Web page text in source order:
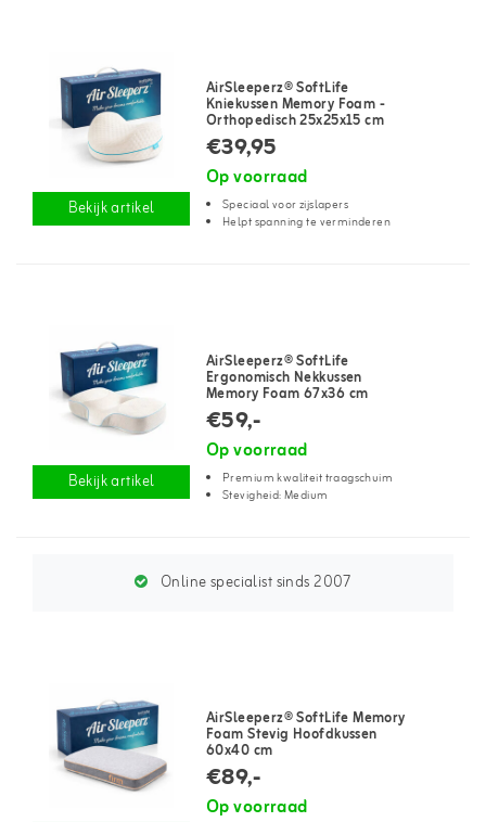
Bekijk artikel
AirSleeperz® SoftLife
Kniekussen Memory Foam -
Orthopedisch 25x25x15 cm
€39,95
Op voorraad
Speciaal voor zijslapers
Helpt spanning te verminderen
Bekijk artikel
AirSleeperz® SoftLife
Ergonomisch Nekkussen
Memory Foam 67x36 cm
€59,-
Op voorraad
Premium kwaliteit traagschuim
Stevigheid: Medium
Online specialist sinds 2007
AirSleeperz® SoftLife Memory
Foam Stevig Hoofdkussen
60x40 cm
€89,-
Op voorraad